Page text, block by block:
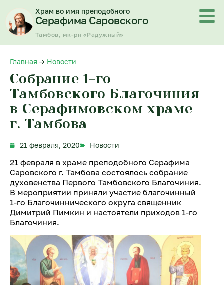
содержимому
Храм во имя преподобного
Серафима Саровского
Тамбов, мк-рн «Радужный»
Главная → Новости
Собрание 1-го
Тамбовского Благочиния
в Серафимовском храме
г. Тамбова
21 февраля, 2020 Новости
21 февраля в храме преподобного Серафима
Саровского г. Тамбова состоялось собрание
духовенства Первого Тамбовского Благочиния.
В мероприятии приняли участие благочинный
1-го Благочиннического округа священник
Димитрий Пимкин и настоятели приходов 1-го
Благочиния.